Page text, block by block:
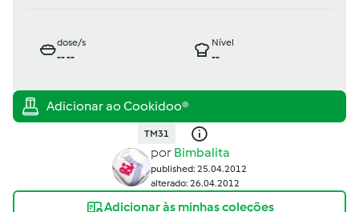
dose/s
----
Nível
--
TM31
por Bimbalita
published: 25.04.2012
alterado: 26.04.2012
Adicionar às minhas coleções